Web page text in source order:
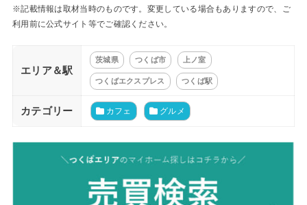
※記載情報は取材当時のものです。変更している場合もありますので、ご
利用前に公式サイト等でご確認ください。
エリア＆駅
茨城県 つくば市 上ノ室
つくばエクスプレス つくば駅
カテゴリー カフェ グルメ